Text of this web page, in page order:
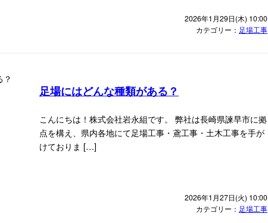
2026年1月29日(木) 10:00
カテゴリー： 足場工事
足場にはどんな種類がある？
こんにちは！株式会社岩永組です。 弊社は長崎県諫早市に拠
点を構え、県内各地にて足場工事・鳶工事・土木工事を手が
けておりま […]
2026年1月27日(火) 10:00
カテゴリー： 足場工事